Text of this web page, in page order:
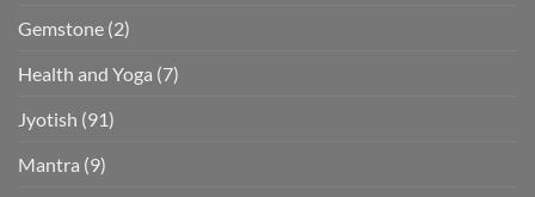
Gemstone (2)
Health and Yoga (7)
Jyotish (91)
Mantra (9)